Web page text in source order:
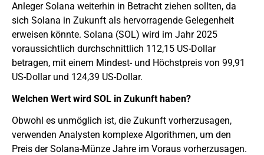
Anleger Solana weiterhin in Betracht ziehen sollten, da
sich Solana in Zukunft als hervorragende Gelegenheit
erweisen könnte. Solana (SOL) wird im Jahr 2025
voraussichtlich durchschnittlich 112,15 US-Dollar
betragen, mit einem Mindest- und Höchstpreis von 99,91
US-Dollar und 124,39 US-Dollar.
Welchen Wert wird SOL in Zukunft haben?
Obwohl es unmöglich ist, die Zukunft vorherzusagen,
verwenden Analysten komplexe Algorithmen, um den
Preis der Solana-Münze Jahre im Voraus vorherzusagen.